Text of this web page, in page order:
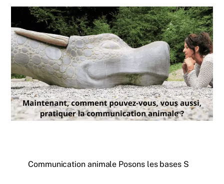
Communication animale Posons les bases S